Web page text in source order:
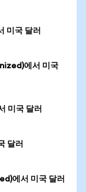
미국 달러
에서 미국
미국 달러
달러
에서 미국 달러